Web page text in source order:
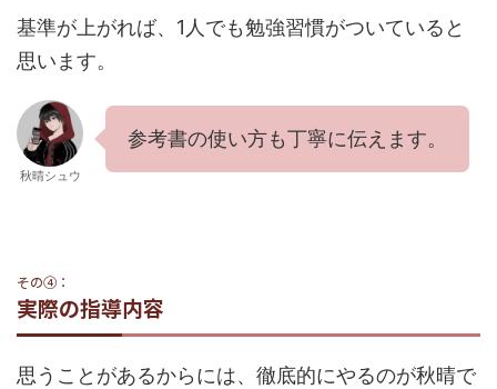
基準が上がれば、1人でも勉強習慣がついていると
思います。
秋晴シュウ
参考書の使い方も丁寧に伝えます。
その④：
実際の指導内容
思うことがあるからには、徹底的にやるのが秋晴で